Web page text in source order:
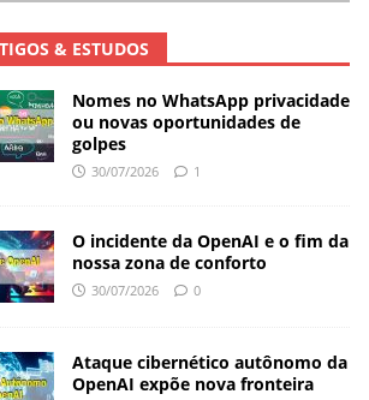
& ESTUDOS
Nomes no WhatsApp privacidade
ou novas oportunidades de
golpes
30/07/2026 1
O incidente da OpenAI e o fim da
nossa zona de conforto
30/07/2026 0
Ataque cibernético autônomo da
OpenAI expõe nova fronteira